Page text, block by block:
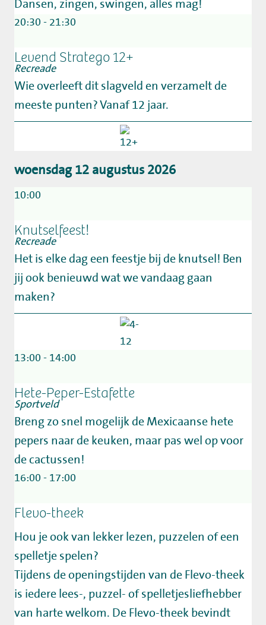
Dansen, zingen, swingen, alles mag!
20:30 - 21:30
Levend Stratego 12+
Recreade
Wie overleeft dit slagveld en verzamelt de
meeste punten? Vanaf 12 jaar.
woensdag 12 augustus 2026
10:00
Knutselfeest!
Recreade
Het is elke dag een feestje bij de knutsel! Ben
jij ook benieuwd wat we vandaag gaan
maken?
13:00 - 14:00
Hete-Peper-Estafette
Sportveld
Breng zo snel mogelijk de Mexicaanse hete
pepers naar de keuken, maar pas wel op voor
de cactussen!
16:00 - 17:00
Flevo-theek
Hou je ook van lekker lezen, puzzelen of een
spelletje spelen?
Tijdens de openingstijden van de Flevo-theek
is iedere lees-, puzzel- of spelletjesliefhebber
van harte welkom. De Flevo-theek bevindt